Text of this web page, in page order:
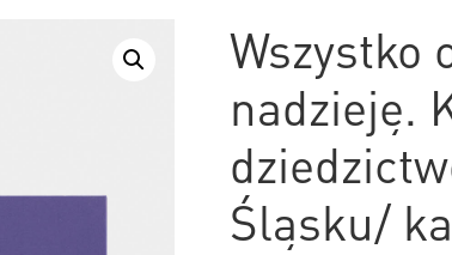
Wszystko
nadzieję.
Śląsku/